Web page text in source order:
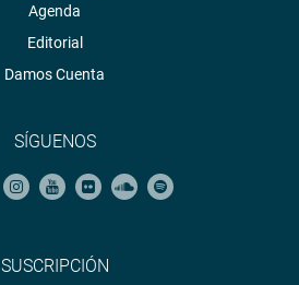
Agenda
Editorial
Damos Cuenta
SÍGUENOS
SUSCRIPCIÓN